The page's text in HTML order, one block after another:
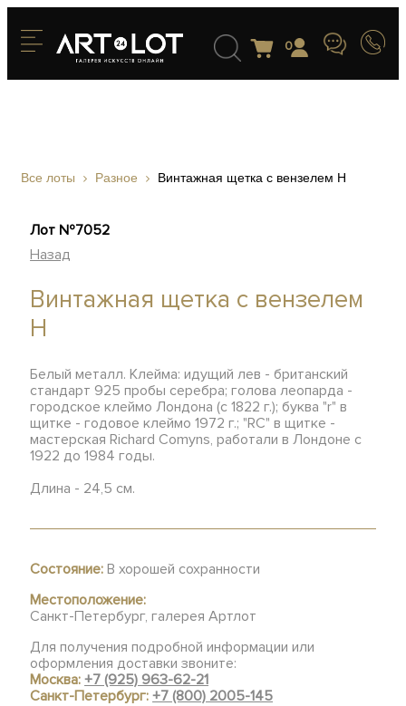
0
Все лоты Разное Винтажная щетка с вензелем Н
Лот №7052
Назад
Винтажная щетка с вензелем
Н
Белый металл. Клейма: идущий лев - британский
стандарт 925 пробы серебра; голова леопарда -
городское клеймо Лондона (с 1822 г.); буква "r" в
щитке - годовое клеймо 1972 г.; "RC" в щитке -
мастерская Richard Comyns, работали в Лондоне с
1922 до 1984 годы.
Длина - 24,5 см.
Состояние: В хорошей сохранности
Местоположение:
Санкт-Петербург, галерея Артлот
Для получения подробной информации или
оформления доставки звоните:
Москва:+7 (925) 963-62-21
Санкт-Петербург:+7 (800) 2005-145